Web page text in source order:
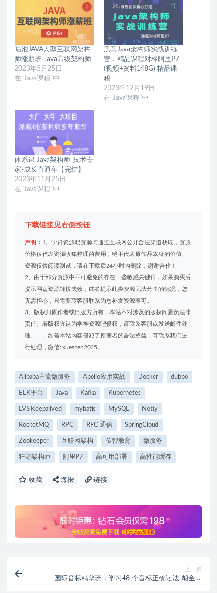
咕泡JAVA大型互联网架构
师涨薪班-Java高级架构师
2023年5月25日
在“Java课程”中
黑马Java架构师实战训练
营，精品课程对标阿里P7
(视频+资料148G) 精品课
程
2023年12月19日
在“Java课程”中
体系课 Java架构师-技术专
家-成长直通车【完结】
2023年11月25日
在“Java课程”中
下载链接见右侧按钮
声明： 1、学神资源吧资源均通过互联网公开合法渠道获取，资源
价格仅代表资源收集整理的费用，绝不代表原作品本身的价值。
资源仅供阅读测试，请在下载后24小时内删除，谢谢合作！
2、由于部分资源中不可避免的存在一些敏感关键词，如果购买后
提示网盘资源链接失效，或者提示此类资源无法分享的情况，您
无需担心，只需要联客服联系为您补发资源即可。
3、版权归原作者或出版方所有，本站不对涉及的版权问题负法律
责任。若版权方认为学神资源吧侵权，请联系客服或发送邮件处
理。。。如若本站内容侵犯了原著者的合法权益，可联系我们进
行处理，微信: xueshen2025。
Alibaba主流微服务 Apollo应用实战 Docker dubbo
ELK平台 Java Kafka Kubernetes
LVS Keepalived mybatis MySQL Netty
RocketMQ RPC RPC 通信 SpringCloud
Zookeeper 互联网架构 传智教育 微服务
狂野架构师 阿里P7 高可用部署 高性能缓存
收藏 海报 链接
上一篇
国际音标精华班：学习48 个音标正确读法-胡金铭